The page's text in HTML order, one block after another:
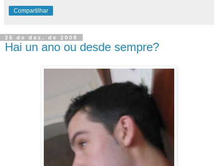
Compartilhar
26 de dez. de 2008
Hai un ano ou desde sempre?